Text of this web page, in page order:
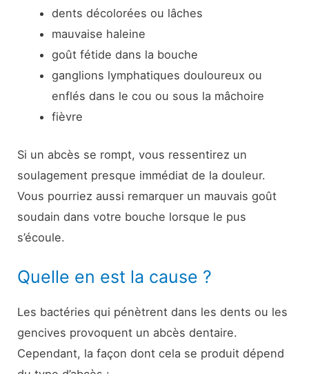
dents décolorées ou lâches
mauvaise haleine
goût fétide dans la bouche
ganglions lymphatiques douloureux ou
enflés dans le cou ou sous la mâchoire
fièvre
Si un abcès se rompt, vous ressentirez un
soulagement presque immédiat de la douleur.
Vous pourriez aussi remarquer un mauvais goût
soudain dans votre bouche lorsque le pus
s’écoule.
Quelle en est la cause ?
Les bactéries qui pénètrent dans les dents ou les
gencives provoquent un abcès dentaire.
Cependant, la façon dont cela se produit dépend